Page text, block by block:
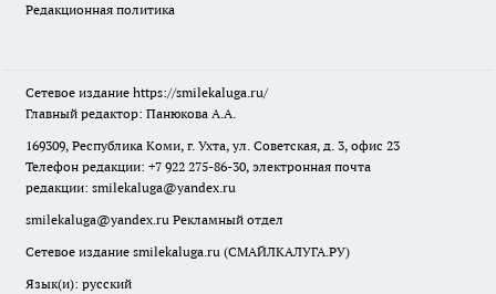
Редакционная политика
Сетевое издание https://smilekaluga.ru/
Главный редактор: Панюкова А.А.
169309, Республика Коми, г. Ухта, ул. Советская, д. 3, офис 23
Телефон редакции: +7 922 275-86-30, электронная почта
редакции: smilekaluga@yandex.ru
smilekaluga@yandex.ru Рекламный отдел
Сетевое издание smilekaluga.ru (СМАЙЛКАЛУГА.РУ)
Язык(и): русский